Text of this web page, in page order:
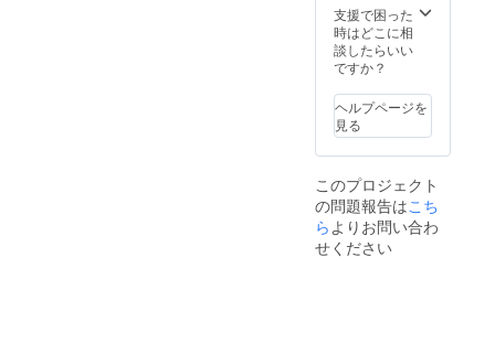
支援で困った
時はどこに相
談したらいい
ですか？
ヘルプページを
見る
このプロジェクト
の問題報告はこち
ら よりお問い合わ
せください